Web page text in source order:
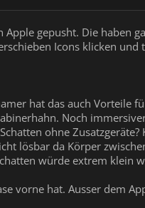
gepusht. Die haben
Icons klicken
hat das auch Vorteile
Noch
ohne Zusatzgeräte?
lösbar da Körper
würde extrem klein
vorne hat. Ausser dem